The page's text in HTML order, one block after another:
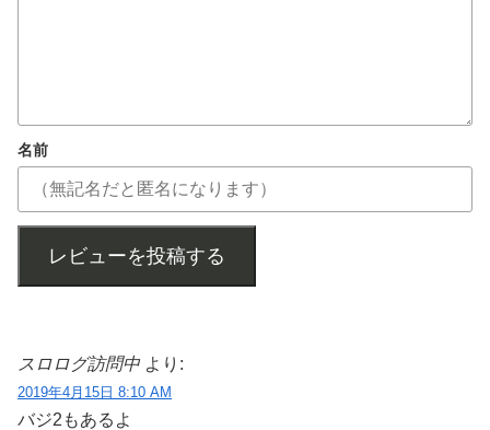
名前
レビューを投稿する
スロログ訪問中 より:
2019年4月15日 8:10 AM
バジ2もあるよ